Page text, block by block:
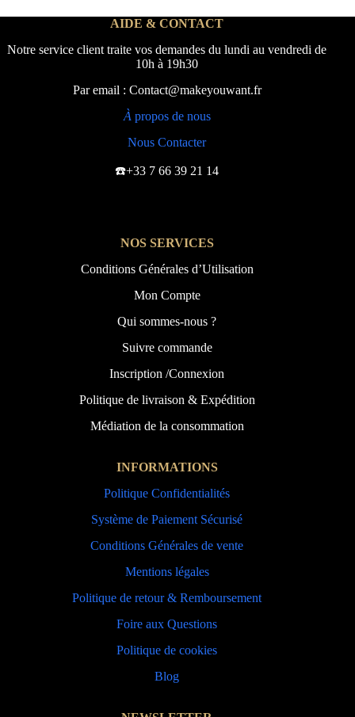
AIDE & CONTACT
Notre service client traite vos demandes du lundi au vendredi de
10h à 19h30
Par email : Contact@makeyouwant.fr
À propos de nous
Nous Contacter
☎️+33 7 66 39 21 14
NOS SERVICES
Conditions Générales d’Utilisation
Mon Compte
Qui sommes-nous ?
Suivre commande
Inscription /Connexion
Politique de livraison & Expédition
Médiation de la consommation
INFORMATIONS
Politique Confidentialités
Système de Paiement Sécurisé
Conditions Générales de vente
Mentions légales
Politique de retour & Remboursement
Foire aux Questions
Politique de cookies
Blog